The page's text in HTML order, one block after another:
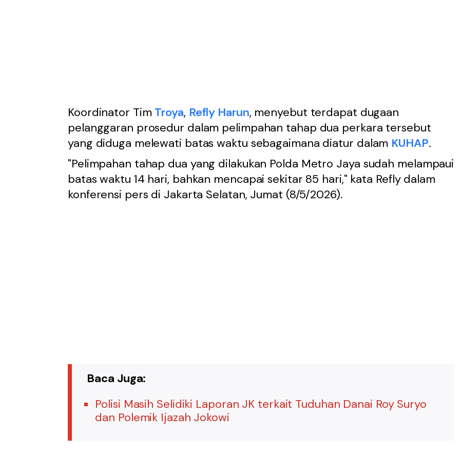
Koordinator Tim Troya, Refly Harun, menyebut terdapat dugaan
pelanggaran prosedur dalam pelimpahan tahap dua perkara tersebut
yang diduga melewati batas waktu sebagaimana diatur dalam KUHAP.
"Pelimpahan tahap dua yang dilakukan Polda Metro Jaya sudah melampaui
batas waktu 14 hari, bahkan mencapai sekitar 85 hari," kata Refly dalam
konferensi pers di Jakarta Selatan, Jumat (8/5/2026).
Baca Juga:
Polisi Masih Selidiki Laporan JK terkait Tuduhan Danai Roy Suryo
dan Polemik Ijazah Jokowi